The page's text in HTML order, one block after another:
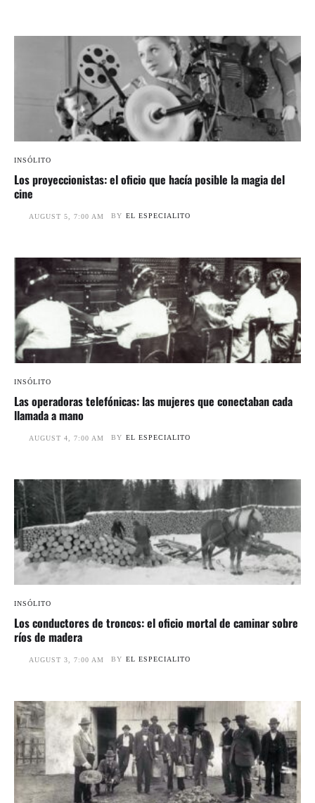
INSÓLITO
Los proyeccionistas: el oficio que hacía posible la magia del
cine
AUGUST 5, 7:00 AM BY EL ESPECIALITO
INSÓLITO
Las operadoras telefónicas: las mujeres que conectaban cada
llamada a mano
AUGUST 4, 7:00 AM BY EL ESPECIALITO
INSÓLITO
Los conductores de troncos: el oficio mortal de caminar sobre
ríos de madera
AUGUST 3, 7:00 AM BY EL ESPECIALITO